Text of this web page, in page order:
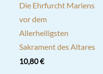
Die Ehrfurcht Mariens
vor dem
Allerheiligsten
Sakrament des Altares
10,80€